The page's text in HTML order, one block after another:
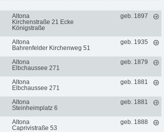
Altona
Kirchenstraße 21 Ecke
Königstraße
geb. 1897
Altona
Bahrenfelder Kirchenweg 51
geb. 1935
Altona
Elbchaussee 271
geb. 1879
Altona
Elbchaussee 271
geb. 1881
Altona
Steinheimplatz 6
geb. 1881
Altona
Caprivistraße 53
geb. 1888